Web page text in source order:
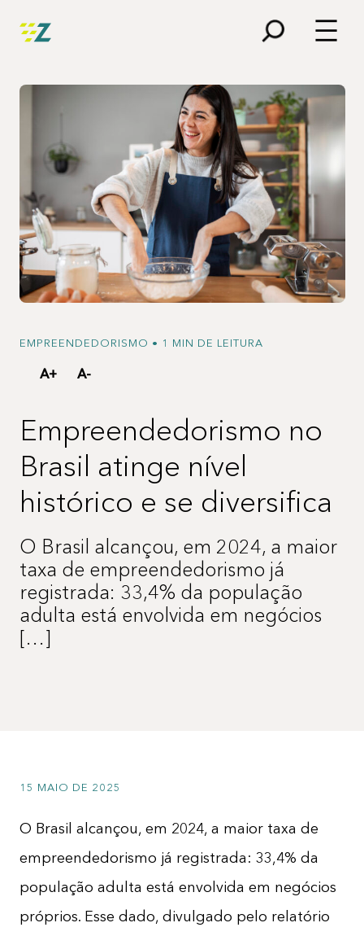
Blog
Educação financeira
Empreendedorismo
Eventos
Investimentos
Notícias
Nossos Redatores
Novidades
Para você
Crédito Consignado Privado
Saque Aniversário FGTS
Para a sua empresa
Bank As A Service
Crédito Pessoa Jurídica
Política de privacidade
Contato
Nossos Redatores
EMPREENDEDORISMO • 1 MIN DE LEITURA
A+ A-
Empreendedorismo no
Brasil atinge nível
histórico e se diversifica
O Brasil alcançou, em 2024, a maior
taxa de empreendedorismo já
registrada: 33,4% da população
adulta está envolvida em negócios
[…]
15 MAIO DE 2025
O Brasil alcançou, em 2024, a maior taxa de
empreendedorismo já registrada: 33,4% da
população adulta está envolvida em negócios
próprios. Esse dado, divulgado pelo relatório